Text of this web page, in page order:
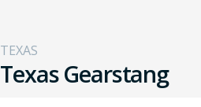
TEXAS
Texas Gearstang